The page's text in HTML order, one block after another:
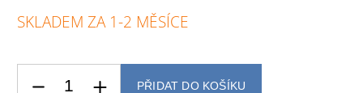
SKLADEM ZA 1-2 MĚSÍCE
PŘIDAT DO KOŠÍKU